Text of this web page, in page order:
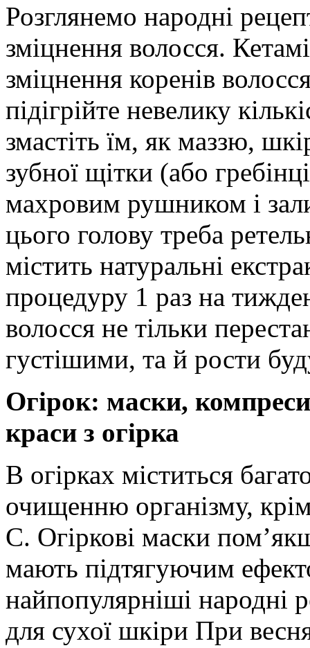
Розглянемо народні
зміцнення волосся.
зміцнення коренів
підігрійте невелику
змастіть їм, як маззю,
зубної щітки (або
махровим рушником і
цього голову треба
містить натуральні
процедуру 1 раз на
волосся не тільки
густішими, та й рости
Огірок: маски,
краси з огірка
В огірках міститься
очищенню організму, крім
С. Огіркові маски
мають підтягуючим
найпопулярніші народні
для сухої шкіри При